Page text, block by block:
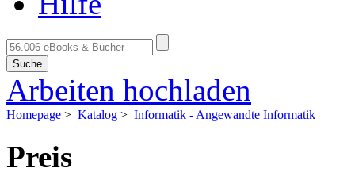
Suche
Arbeiten hochladen
Homepage > Katalog > Informatik - Angewandte Informatik
Preis